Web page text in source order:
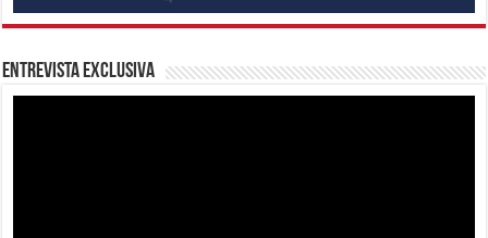
Entrevista Exclusiva